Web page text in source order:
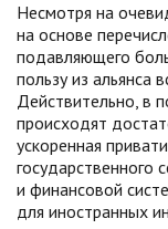
Несмотря на
на основе
подавляющего
пользу из альянса
Действительно, в
происходят
ускоренная
государственного
и финансовой
для иностранных